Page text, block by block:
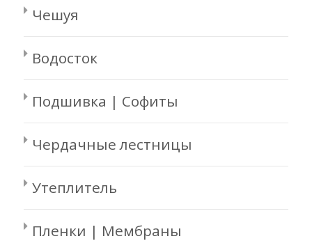
Чешуя
Водосток
Подшивка | Софиты
Чердачные лестницы
Утеплитель
Пленки | Мембраны